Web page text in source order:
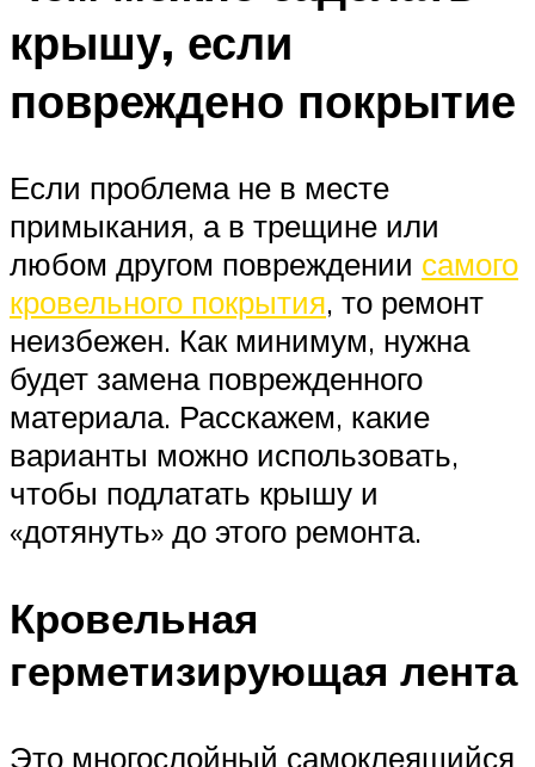
крышу, если
повреждено покрытие
Если проблема не в месте
примыкания, а в трещине или
любом другом повреждении самого
кровельного покрытия, то ремонт
неизбежен. Как минимум, нужна
будет замена поврежденного
материала. Расскажем, какие
варианты можно использовать,
чтобы подлатать крышу и
«дотянуть» до этого ремонта.
Кровельная
герметизирующая лента
Это многослойный самоклеящийся